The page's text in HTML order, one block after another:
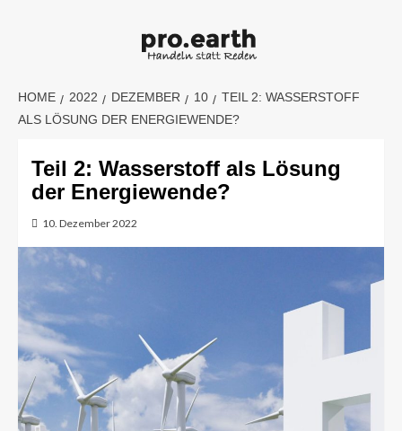
HOME 2022 DEZEMBER 10
TEIL 2: WASSERSTOFF
ALS LÖSUNG DER ENERGIEWENDE?
Teil 2: Wasserstoff als Lösung
der Energiewende?
10. Dezember 2022